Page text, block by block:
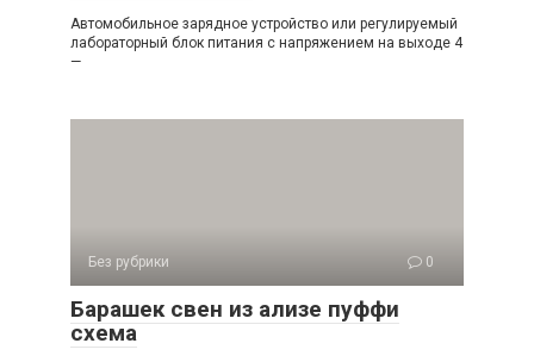
Автомобильное зарядное устройство или регулируемый
лабораторный блок питания с напряжением на выходе 4
—
Без рубрики 0
Барашек свен из ализе пуффи
схема